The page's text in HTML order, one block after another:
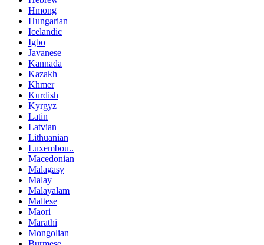
Hmong
Hungarian
Icelandic
Igbo
Javanese
Kannada
Kazakh
Khmer
Kurdish
Kyrgyz
Latin
Latvian
Lithuanian
Luxembou..
Macedonian
Malagasy
Malay
Malayalam
Maltese
Maori
Marathi
Mongolian